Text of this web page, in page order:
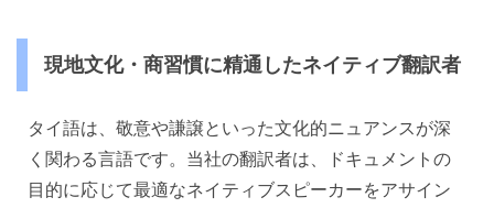
現地文化・商習慣に精通したネイティブ翻訳者
タイ語は、敬意や謙譲といった文化的ニュアンスが深
く関わる言語です。当社の翻訳者は、ドキュメントの
目的に応じて最適なネイティブスピーカーをアサイン